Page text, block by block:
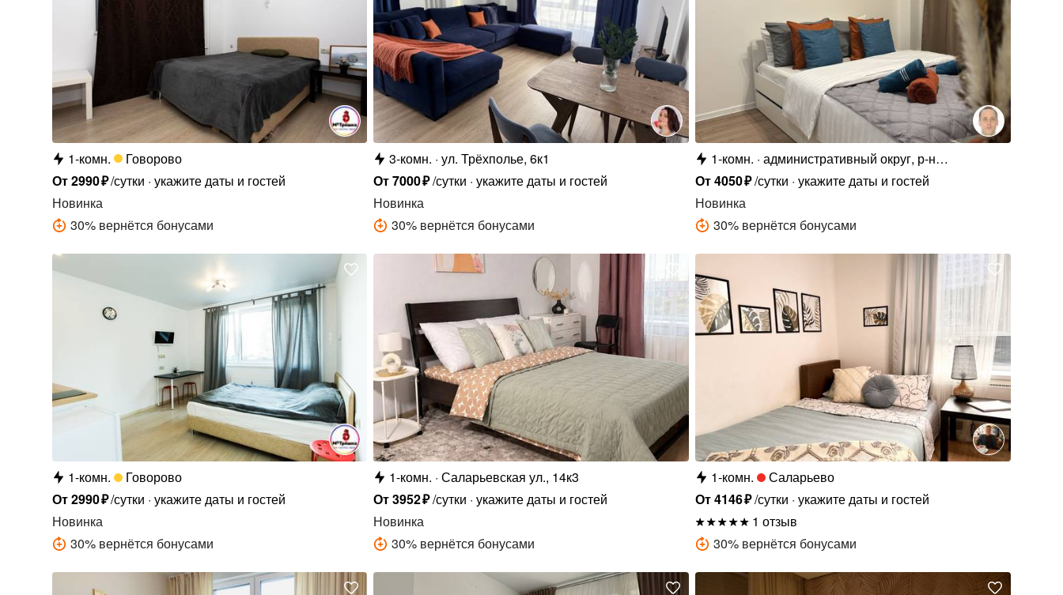
1-комн.
Говорово
От2990₽/сутки укажите даты и гостей
Новинка
30% вернётся бонусами
3-комн. ул. Трёхполье, 6к1
От7000₽/сутки укажите даты и гостей
Новинка
30% вернётся бонусами
1-комн. административный округ, р-н
Коммунарка, ул. Трёхполье, 6к1
От4050₽/сутки укажите даты и гостей
Новинка
30% вернётся бонусами
1-комн.
Говорово
От2990₽/сутки укажите даты и гостей
Новинка
30% вернётся бонусами
1-комн. Саларьевская ул., 14к3
От3952₽/сутки укажите даты и гостей
Новинка
30% вернётся бонусами
1-комн.
Саларьево
От4146₽/сутки укажите даты и гостей
1 отзыв
30% вернётся бонусами